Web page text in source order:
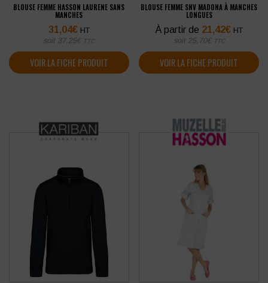
BLOUSE FEMME HASSON LAURENE SANS
MANCHES
31,04€ HT
soit 37,25€ TTC
VOIR LA FICHE PRODUIT
BLOUSE FEMME SNV MADONA À MANCHES
LONGUES
À partir de 21,42€ HT
soit 25,70€ TTC
VOIR LA FICHE PRODUIT